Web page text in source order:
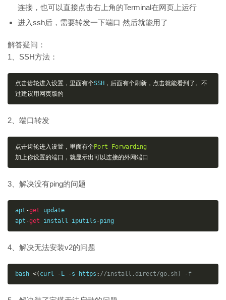
连接，也可以直接点击右上角的Terminal在网页上运行
进入ssh后，需要转发一下端口 然后就能用了
解答疑问：
1、SSH方法：
点击齿轮进入设置，里面有个SSH ，后面有个刷新，点击就能看到了。不
过建议用网页版的
2、端口转发
点击齿轮进入设置，里面有个Port
Forwarding
加上你设置的端口，就显示出可以连接的外网端口
3、解决没有ping的问题
apt -get update
apt -get install iputils -ping
4、解决无法安装v2的问题
bash <( curl - L -s https : //install.direct/go.sh) -f